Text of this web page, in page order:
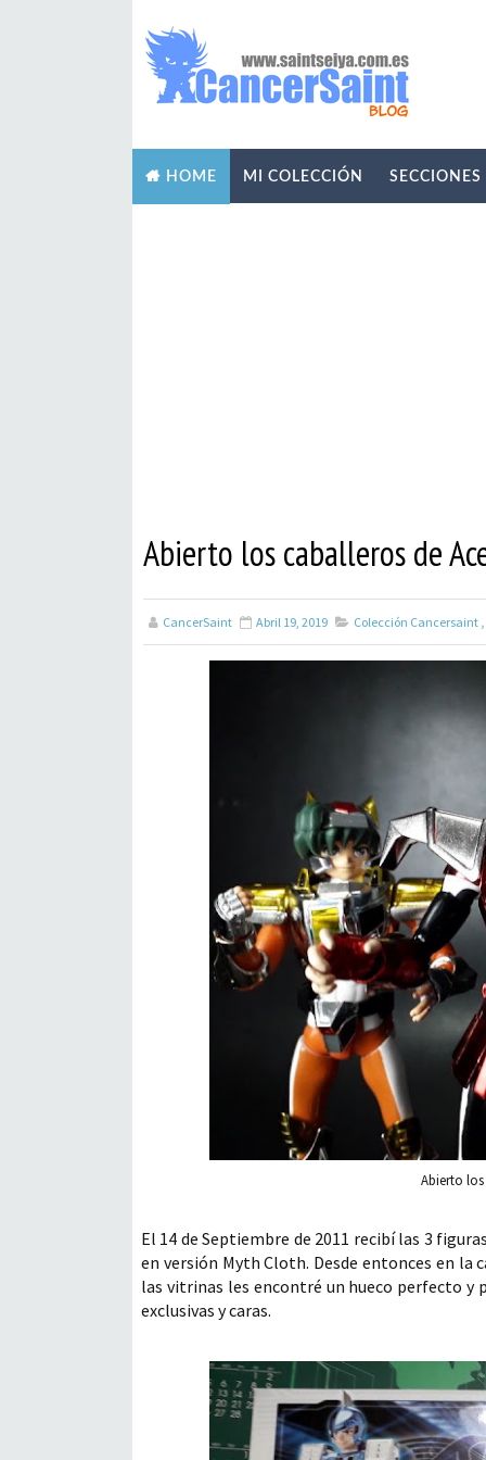
HOME MI COLECCIÓN SECCIONES
Abierto los caballeros de
CancerSaint Abril 19, 2019 Colección Cancersaint ,
Abierto
El 14 de Septiembre de 2011 recibí las 3
en versión Myth Cloth. Desde entonces en la
las vitrinas les encontré un hueco perfecto y
exclusivas y caras.